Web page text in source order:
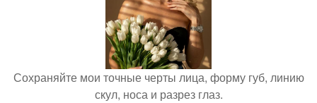
Сохраняйте мои точные черты лица, форму губ, линию
скул, носа и разрез глаз.